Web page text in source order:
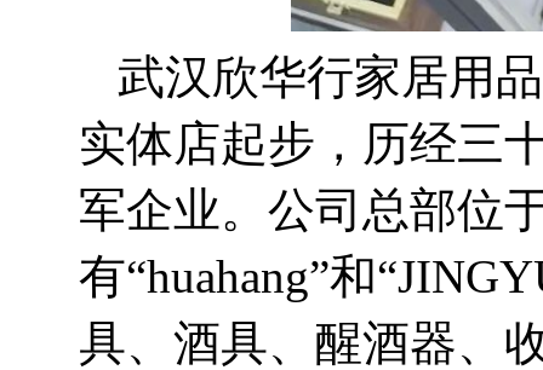
武汉欣华行家居用
实体店起步，历经三
军企业。公司总部位
有“huahang”和“
具、酒具、醒酒器、